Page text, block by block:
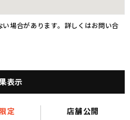
場合があります。詳しくはお問い合
表示
定 店舗公開